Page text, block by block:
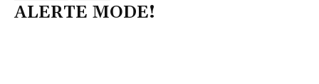
ALERTE MODE!